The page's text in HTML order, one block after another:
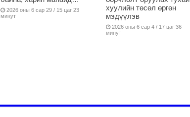
2026 оны 6 сар 29 / 15 цаг 23
минут
хуулийн төсөл өргөн
мэдүүлэв
2026 оны 6 сар 4 / 17 цаг 36
минут